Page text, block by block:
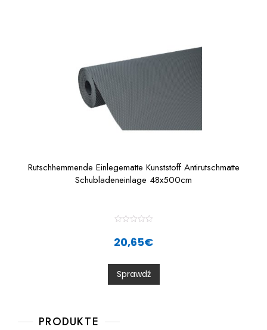
Rutschhemmende Einlegematte Kunststoff Antirutschmatte
Schubladeneinlage 48x500cm
t
0
o
u
t
20,65€
Sprawdź
PRODUKTE